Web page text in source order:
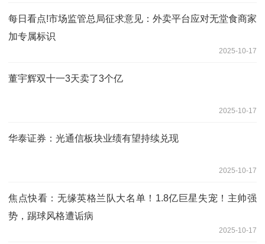
每日看点!市场监管总局征求意见：外卖平台应对无堂食商家
加专属标识
2025-10-17
董宇辉双十一3天卖了3个亿
2025-10-17
华泰证券：光通信板块业绩有望持续兑现
2025-10-17
焦点快看：无缘英格兰队大名单！1.8亿巨星失宠！主帅强
势，踢球风格遭诟病
2025-10-17